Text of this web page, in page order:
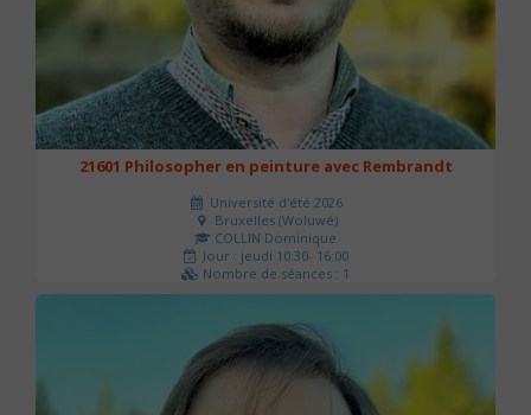
21601 Philosopher en peinture avec Rembrandt
Université d'été 2026
Bruxelles (Woluwé)
COLLIN Dominique
Jour : jeudi 10:30- 16:00
Nombre de séances : 1
40 €